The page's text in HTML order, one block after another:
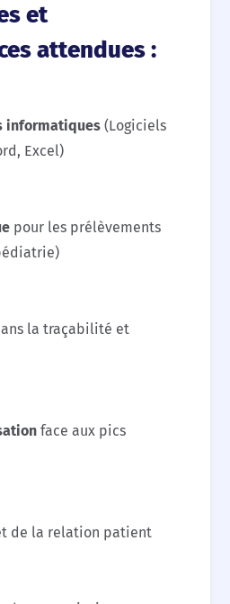
et
attendues :
informatiques (Logiciels
Excel)
pour les prélèvements
la traçabilité et
face aux pics
de la relation patient